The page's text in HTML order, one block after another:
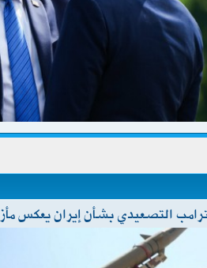
التصعيدي بشأن إيران يعكس مأزق